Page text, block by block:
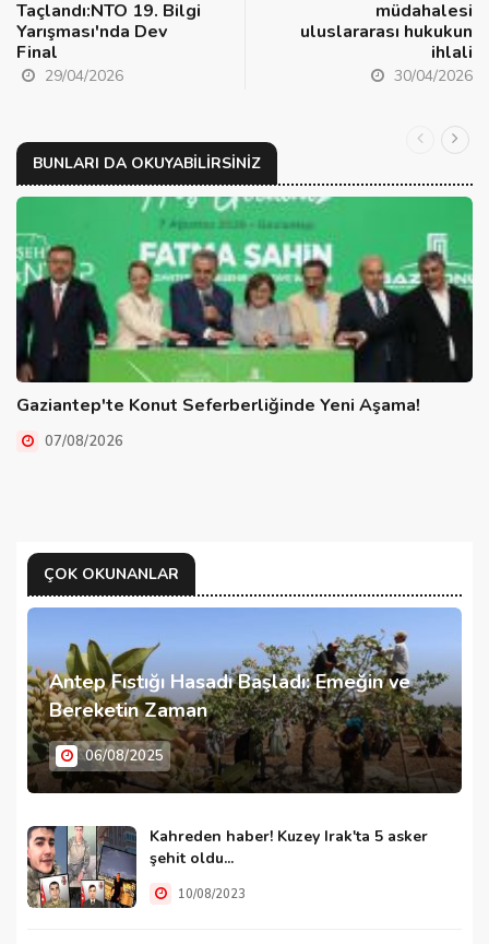
Taçlandı:NTO 19. Bilgi
Yarışması'nda Dev
Final
29/04/2026
müdahalesi
uluslararası hukukun
ihlali
30/04/2026
BUNLARI DA OKUYABILIRSINIZ
Gaziantep'te Konut Seferberliğinde Yeni Aşama!
07/08/2026
ÇOK OKUNANLAR
Antep Fıstığı Hasadı Başladı: Emeğin ve
Bereketin Zaman
06/08/2025
Kahreden haber! Kuzey Irak'ta 5 asker
şehit oldu...
10/08/2023